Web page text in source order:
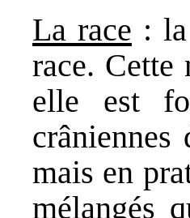
La race :
race. Cette
elle est
mais en
mélangés